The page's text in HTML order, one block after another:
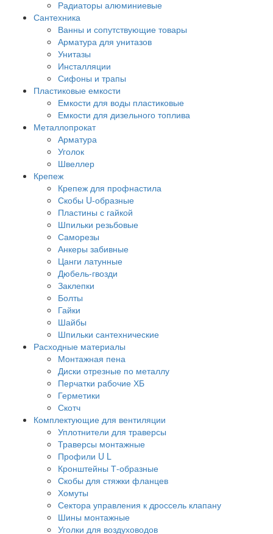
Радиаторы алюминиевые
Сантехника
Ванны и сопутствующие товары
Арматура для унитазов
Унитазы
Инсталляции
Сифоны и трапы
Пластиковые емкости
Емкости для воды пластиковые
Емкости для дизельного топлива
Металлопрокат
Арматура
Уголок
Швеллер
Крепеж
Крепеж для профнастила
Скобы U-образные
Пластины с гайкой
Шпильки резьбовые
Саморезы
Анкеры забивные
Цанги латунные
Дюбель-гвозди
Заклепки
Болты
Гайки
Шайбы
Шпильки сантехнические
Расходные материалы
Монтажная пена
Диски отрезные по металлу
Перчатки рабочие ХБ
Герметики
Скотч
Комплектующие для вентиляции
Уплотнители для траверсы
Траверсы монтажные
Профили U L
Кронштейны Т-образные
Скобы для стяжки фланцев
Хомуты
Сектора управления к дроссель клапану
Шины монтажные
Уголки для воздуховодов